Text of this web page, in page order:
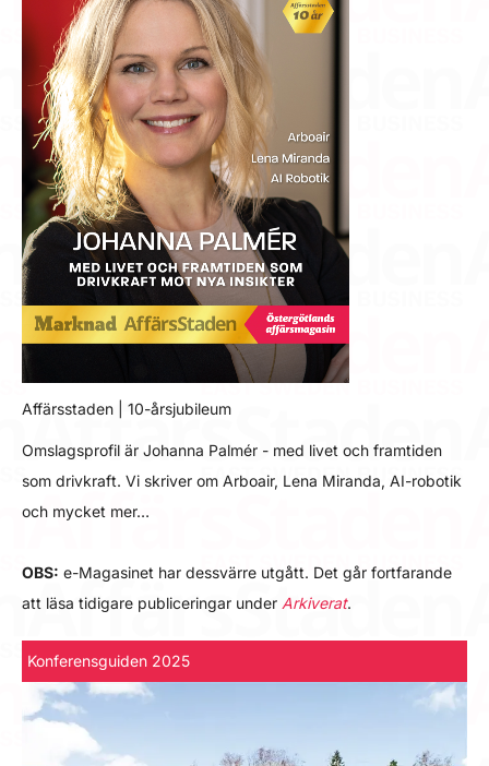
Affärsstaden | 10-årsjubileum
Omslagsprofil är Johanna Palmér - med livet och framtiden
som drivkraft. Vi skriver om Arboair, Lena Miranda, AI-robotik
och mycket mer…
OBS: e-Magasinet har dessvärre utgått. Det går fortfarande
att läsa tidigare publiceringar under Arkiverat.
Konferensguiden 2025